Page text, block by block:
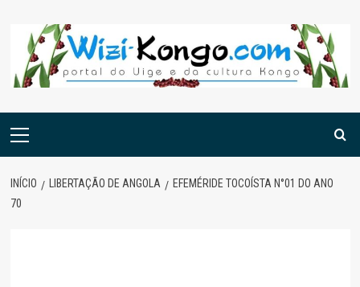
content
Menu
INÍCIO LIBERTAÇÃO DE ANGOLA
EFEMÉRIDE TOCOÍSTA N°01 DO ANO
70